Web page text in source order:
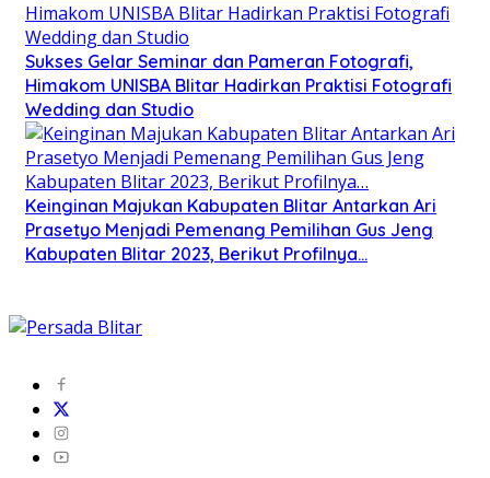
Sukses Gelar Seminar dan Pameran Fotografi,
Himakom UNISBA Blitar Hadirkan Praktisi Fotografi
Wedding dan Studio
Keinginan Majukan Kabupaten Blitar Antarkan Ari
Prasetyo Menjadi Pemenang Pemilihan Gus Jeng
Kabupaten Blitar 2023, Berikut Profilnya…